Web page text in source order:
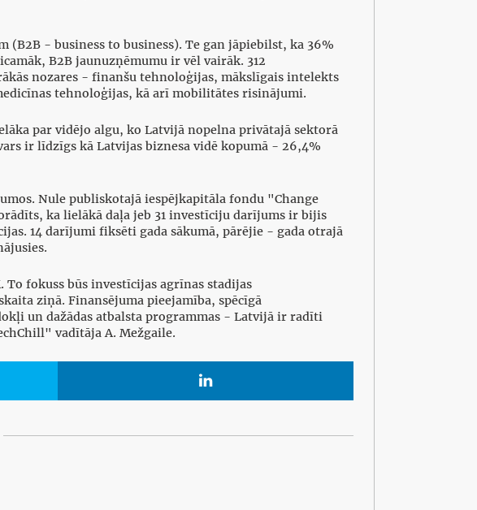
- business to business). Te gan jāpiebilst, ka 36%
B2B jaunuzņēmumu ir vēl vairāk. 312
nozares - finanšu tehnoloģijas, mākslīgais intelekts
tehnoloģijas, kā arī mobilitātes risinājumi.
par vidējo algu, ko Latvijā nopelna privātajā sektorā
ir līdzīgs kā Latvijas biznesa vidē kopumā - 26,4%
Nule publiskotajā iespējkapitāla fondu "Change
ka lielākā daļa jeb 31 investīciju darījums ir bijis
14 darījumi fiksēti gada sākumā, pārējie - gada otrajā
fokuss būs investīcijas agrīnas stadijas
ziņā. Finansējuma pieejamība, spēcīgā
un dažādas atbalsta programmas - Latvijā ir radīti
vadītāja A. Mežgaile.
